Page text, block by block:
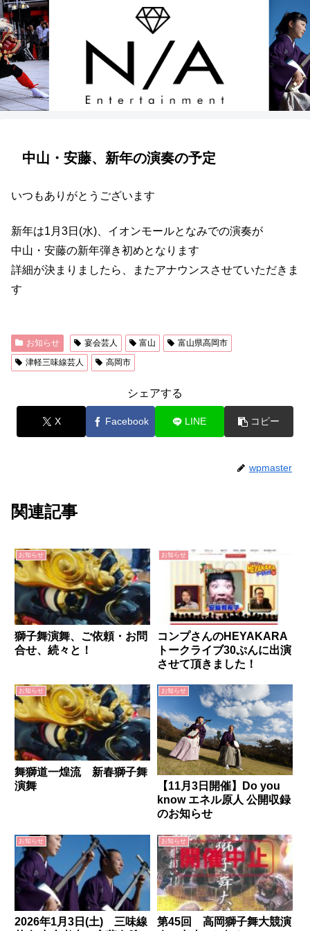
中山・安藤、新年の演奏の予定
いつもありがとうございます
新年は1月3日(水)、イオンモールとなみでの演奏が
中山・安藤の新年弾き初めとなります
詳細が決まりましたら、またアナウンスさせていただきま
す
お知らせ 宴会芸人 富山
富山県高岡市
津軽三味線芸人
高岡市
シェアする
X Facebook LINE コピー
wpmaster
関連記事
お知らせ
獅子舞演舞、ご依頼・お問
合せ、続々と！
お知らせ
コンプさんのHEYAKARA
トークライブ30ぷんに出演
させて頂きました！
お知らせ
舞獅道一煌流 新春獅子舞
演舞
お知らせ
【11月3日開催】Do you
know エネル原人 公開収録
のお知らせ
お知らせ
2026年1月3日(土) 三味線
お知らせ
第45回 高岡獅子舞大競演